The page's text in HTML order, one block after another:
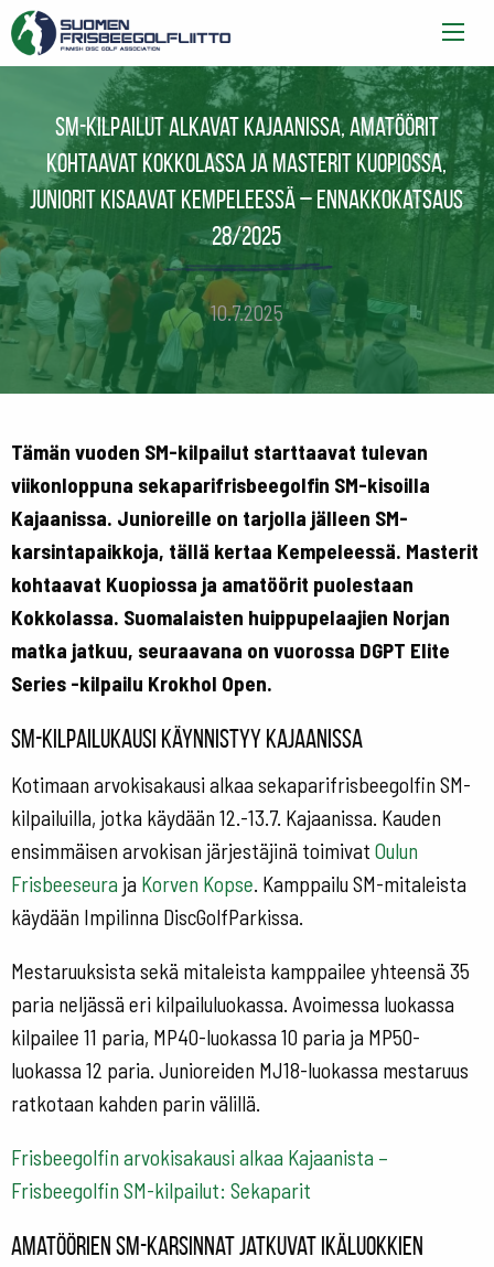
SM-kilpailut alkavat Kajaanissa, amatöörit
kohtaavat Kokkolassa ja masterit Kuopiossa,
juniorit kisaavat Kempeleessä – Ennakkokatsaus
28/2025
10.7.2025
Tämän vuoden SM-kilpailut starttaavat tulevan
viikonloppuna sekaparifrisbeegolfin SM-kisoilla
Kajaanissa. Junioreille on tarjolla jälleen SM-
karsintapaikkoja, tällä kertaa Kempeleessä. Masterit
kohtaavat Kuopiossa ja amatöörit puolestaan
Kokkolassa. Suomalaisten huippupelaajien Norjan
matka jatkuu, seuraavana on vuorossa DGPT Elite
Series -kilpailu Krokhol Open.
SM-kilpailukausi käynnistyy Kajaanissa
Kotimaan arvokisakausi alkaa sekaparifrisbeegolfin SM-
kilpailuilla, jotka käydään 12.-13.7. Kajaanissa. Kauden
ensimmäisen arvokisan järjestäjinä toimivat Oulun
Frisbeeseura ja Korven Kopse. Kamppailu SM-mitaleista
käydään Impilinna DiscGolfParkissa.
Mestaruuksista sekä mitaleista kamppailee yhteensä 35
paria neljässä eri kilpailuluokassa. Avoimessa luokassa
kilpailee 11 paria, MP40-luokassa 10 paria ja MP50-
luokassa 12 paria. Junioreiden MJ18-luokassa mestaruus
ratkotaan kahden parin välillä.
Frisbeegolfin arvokisakausi alkaa Kajaanista –
Frisbeegolfin SM-kilpailut: Sekaparit
Amatöörien SM-karsinnat jatkuvat ikäluokkien